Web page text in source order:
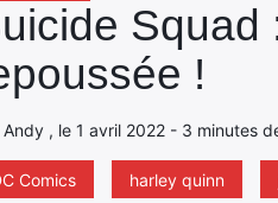
Squad
!
Andy , le 1 avril 2022 - 3 minutes
Comics harley quinn